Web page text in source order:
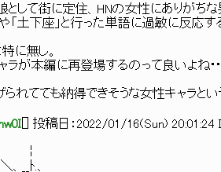
して街に定住、HNの女性にありがち
「土下座」と行った単語に過敏に反応す
に無し。
ラが本編に再登場するのって良いよね･
られてても納得できそうな女性キャラとい
] 投稿日： 2022/01/16(Sun) 20:01:24
、